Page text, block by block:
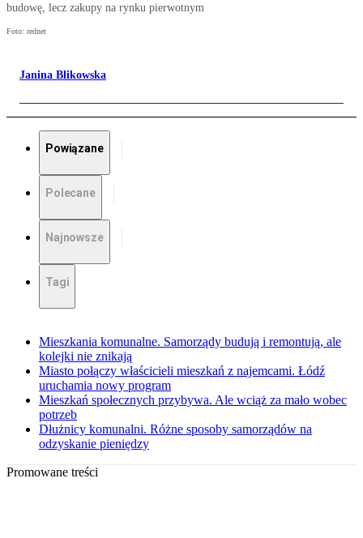
budowę, lecz zakupy na rynku pierwotnym
Foto: rednet
Janina Blikowska
Powiązane
Polecane
Najnowsze
Tagi
Mieszkania komunalne. Samorządy budują i remontują, ale
kolejki nie znikają
Miasto połączy właścicieli mieszkań z najemcami. Łódź
uruchamia nowy program
Mieszkań społecznych przybywa. Ale wciąż za mało wobec
potrzeb
Dłużnicy komunalni. Różne sposoby samorządów na
odzyskanie pieniędzy
Promowane treści